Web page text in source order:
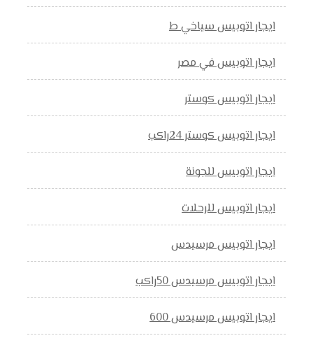
ايجار اتوبيس سياخي ط
ايجار اتوبيس في مصر
ايجار اتوبيس كوستر
ايجار اتوبيس كوستر 24راكب
ايجار اتوبيس للجونة
ايجار اتوبيس للرحلات
ايجار اتوبيس مرسيدس
ايجار اتوبيس مرسيدس 50راكب
ايجار اتوبيس مرسيدس 600